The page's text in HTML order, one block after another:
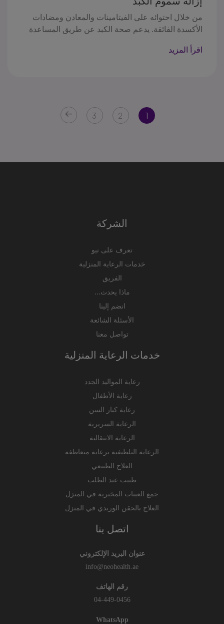
من خلال احتوائه على الفيتامينات والمعادن ومضادات
الأكسدة الفائقة. يدعم صحة الكبد عن طريق المساعدة
المثلى
اقرأ المزيد
1
2
3
الشركة
تعرف على نيو
خدمات الرعاية المنزلية
الفريق
ماذا يحدث...
انضم إلينا
الأسئلة الشائعة
تواصل معنا
خدمات الرعاية المنزلية
رعاية المواليد الجدد
رعاية الأطفال
رعاية كبار السن
الرعاية السريرية
الرعاية الانتقالية
الرعاية التلطيفية برعاية متعاطفة
العلاج الطبيعي
طبيب عند الطلب
جمع العينات المخبرية في المنزل
العلاج بالحقن الوريدي في المنزل
اتصل بنا
عنوان البريد الإلكتروني
info@neohealth.ae
رقم الهاتف
04-449-0456
WhatsApp